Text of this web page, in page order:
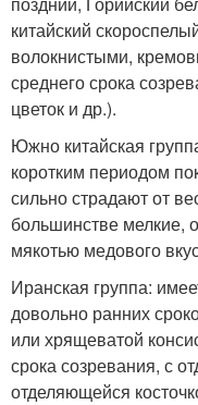
китайский
волокнистыми,
среднего срока
цветок и др.).
Южно китайская
коротким периодом
сильно страдают от
большинстве мелкие,
мякотью медового
Иранская группа:
довольно ранних
или хрящеватой
срока созревания, с
отделяющейся